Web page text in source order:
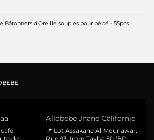
Bâtonnets d'Oreille souples pour bébé - 55pcs
café
Allobebe Jnane Californie
📍 Lot Assakane Al Mounawar,